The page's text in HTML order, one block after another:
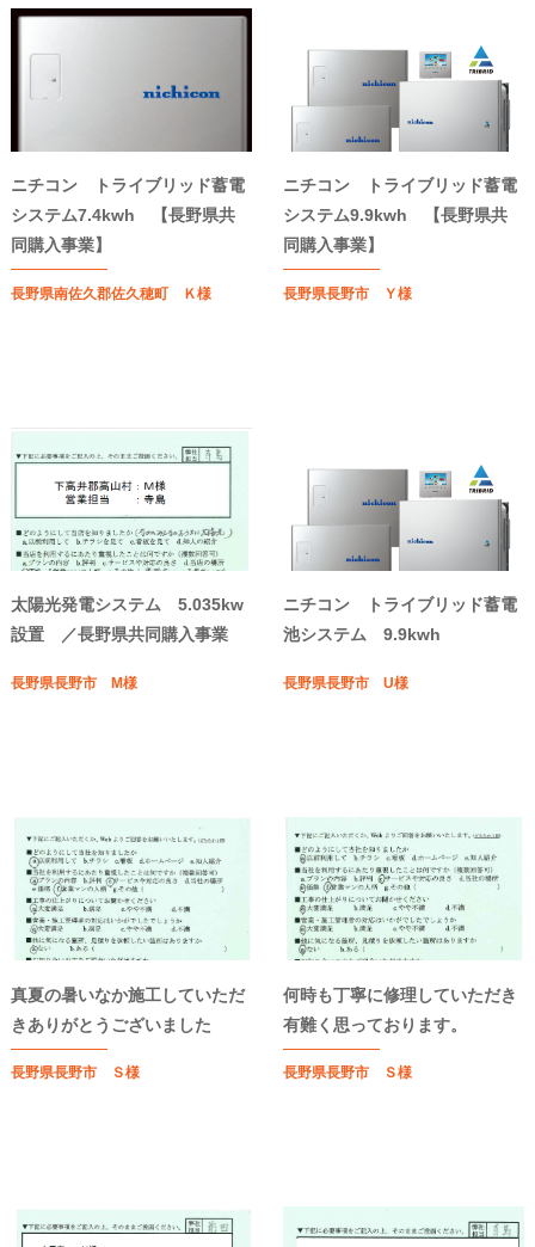
ニチコン トライブリッド蓄電
システム7.4kwh 【長野県共
同購入事業】
長野県南佐久郡佐久穂町 Ｋ様
ニチコン トライブリッド蓄電
システム9.9kwh 【長野県共
同購入事業】
長野県長野市 Ｙ様
太陽光発電システム 5.035kw
設置 ／長野県共同購入事業
長野県長野市 M様
ニチコン トライブリッド蓄電
池システム 9.9kwh
長野県長野市 U様
真夏の暑いなか施工していただ
きありがとうございました
長野県長野市 Ｓ様
何時も丁寧に修理していただき
有難く思っております。
長野県長野市 Ｓ様